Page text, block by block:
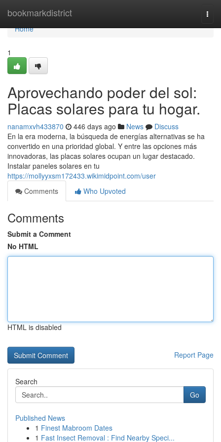
bookmarkdistrict
Home
Home
1
Aprovechando poder del sol:
Placas solares para tu hogar.
nanamxvh433870 446 days ago News
Discuss
En la era moderna, la búsqueda de energías alternativas se ha
convertido en una prioridad global. Y entre las opciones más
innovadoras, las placas solares ocupan un lugar destacado.
Instalar paneles solares en tu
https://mollyyxsm172433.wikimidpoint.com/user
Comments
Who Upvoted
Comments
Submit a Comment
No HTML
HTML is disabled
Report Page
Search
Go
Published News
1 Finest Mabroom Dates
1 Fast Insect Removal : Find Nearby Speci...